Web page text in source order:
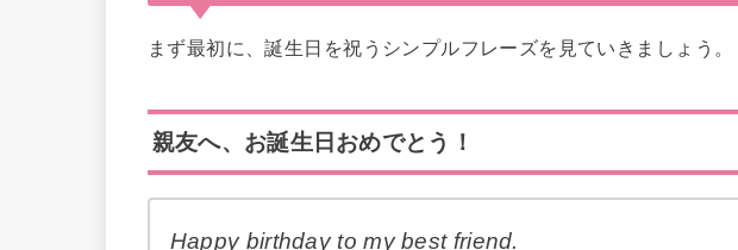
まず最初に、誕生日を祝うシンプルフレーズを見ていきましょう。
親友へ、お誕生日おめでとう！
Happy birthday to my best friend.